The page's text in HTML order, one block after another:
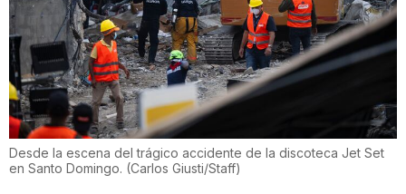
Desde la escena del trágico accidente de la discoteca Jet Set
en Santo Domingo. (Carlos Giusti/Staff)